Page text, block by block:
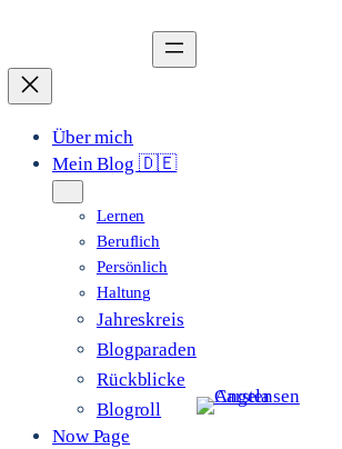
Über mich
Mein Blog 🇩🇪
Lernen
Beruflich
Persönlich
Haltung
Jahreskreis
Blogparaden
Rückblicke
Blogroll
Now Page